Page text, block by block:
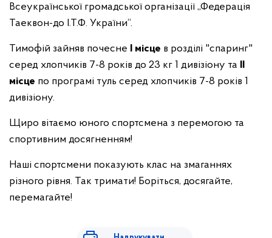
Всеукраїнської громадської організації „Федерація
Таеквон-до І.Т.Ф. України“.
Тимофій зайняв почесне І місце в розділі "спаринг"
серед хлопчиків 7-8 років до 23 кг 1 дивізіону та
місце по програмі туль серед хлопчиків 7-8 років 1
дивізіону.
Щиро вітаємо юного спортсмена з перемогою та
спортивним досягненням!
Наші спортсмени показують клас на змаганнях
різного рівня. Так тримати! Боріться, досягайте,
перемагайте!